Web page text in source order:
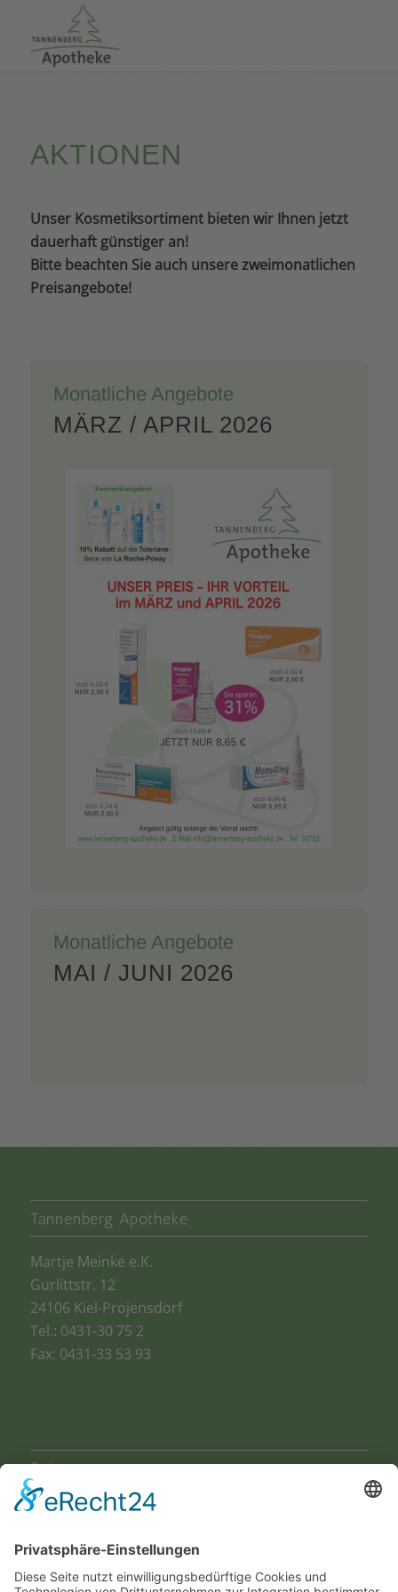
AKTIONEN
Unser Kosmetiksortiment bieten wir Ihnen jetzt
dauerhaft günstiger an!
Bitte beachten Sie auch unsere zweimonatlichen
Preisangebote!
Monatliche Angebote
MÄRZ / APRIL 2026
Monatliche Angebote
MAI / JUNI 2026
Tannenberg Apotheke
Martje Meinke e.K.
Gurlittstr. 12
24106 Kiel-Projensdorf
Tel.: 0431-30 75 2
Fax: 0431-33 53 93
Seiten
Startseite
Aktionen
Kontakt